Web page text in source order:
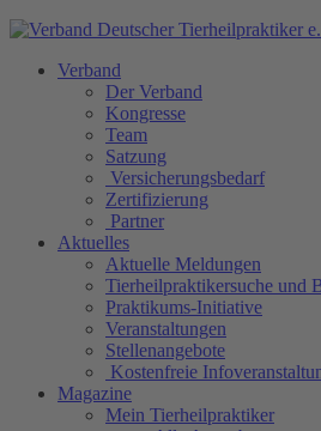
Verband
Der Verband
Kongresse
Team
Satzung
Versicherungsbedarf
Zertifizierung
Partner
Aktuelles
Aktuelle Meldungen
Tierheilpraktikersuche und
Praktikums-Initiative
Veranstaltungen
Stellenangebote
Kostenfreie
Magazine
Mein Tierheilpraktiker